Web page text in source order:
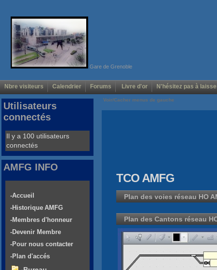
Gare de Grenoble
Nbre visiteurs Calendrier Forums Livre d'or N'hésitez pas à
Voir/Cacher menus de gauche
TCO AMFG
Plan des voies réseau HO
Plan des Cantons réseau
Utilisateurs
connectés
Il y a 100 utilisateurs
connectés
AMFG INFO
-Accueil
-Historique AMFG
-Membres d'honneur
-Devenir Membre
-Pour nous contacter
-Plan d'accés